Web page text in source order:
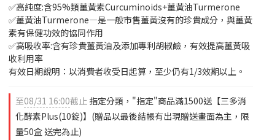
✅高純度:含95%類薑黃素Curcuminoids+薑黃油Turmerone
✅薑黃油Turmerone—是一般市售薑黃沒有的珍貴成分，與薑黃
素有保健功效的協同作用
✅高吸收率:含有珍貴薑黃油及添加專利胡椒鹼，有效提高薑黃吸
收利用率
有效日期說明：以消費者收受日起算，至少仍有1/3效期以上。
至08/31 16:00截止 指定分類，"指定"商品滿1500送【三多消
化酵素Plus(10錠)】(贈品以最後結帳有出現贈送畫面為主，限
量50盒 送完為止)